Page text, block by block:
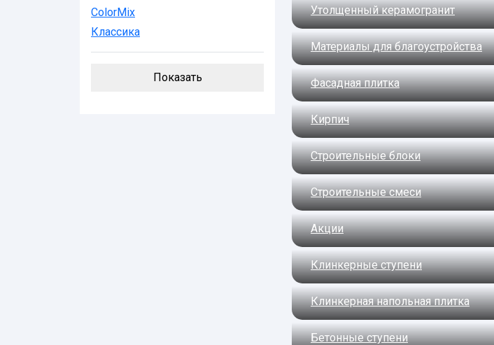
ColorMix
Классика
Показать
Утолщенный керамогранит
Материалы для благоустройства
Фасадная плитка
Кирпич
Строительные блоки
Строительные смеси
Акции
Клинкерные ступени
Клинкерная напольная плитка
Бетонные ступени